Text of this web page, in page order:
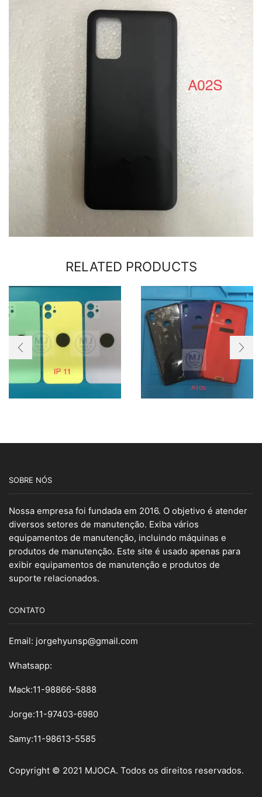
RELATED PRODUCTS
SOBRE NÓS
Nossa empresa foi fundada em 2016. O objetivo é atender
diversos setores de manutenção. Exiba vários
equipamentos de manutenção, incluindo máquinas e
produtos de manutenção. Este site é usado apenas para
exibir equipamentos de manutenção e produtos de
suporte relacionados.
CONTATO
Email: jorgehyunsp@gmail.com
Whatsapp:
Mack:11-98866-5888
Jorge:11-97403-6980
Samy:11-98613-5585
Copyright © 2021 MJOCA. Todos os direitos reservados.